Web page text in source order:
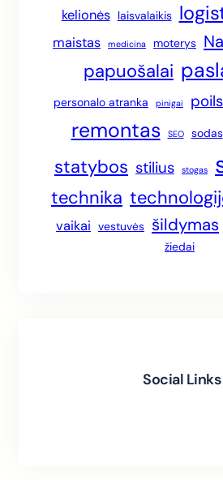
kelionės laisvalaikis
maistas medicina moterys
papuošalai
personalo atranka pinigai
remontas SEO sodas
statybos stilius stogas
technika
vaikai vestuvės šildymas
žiedai
Social Links